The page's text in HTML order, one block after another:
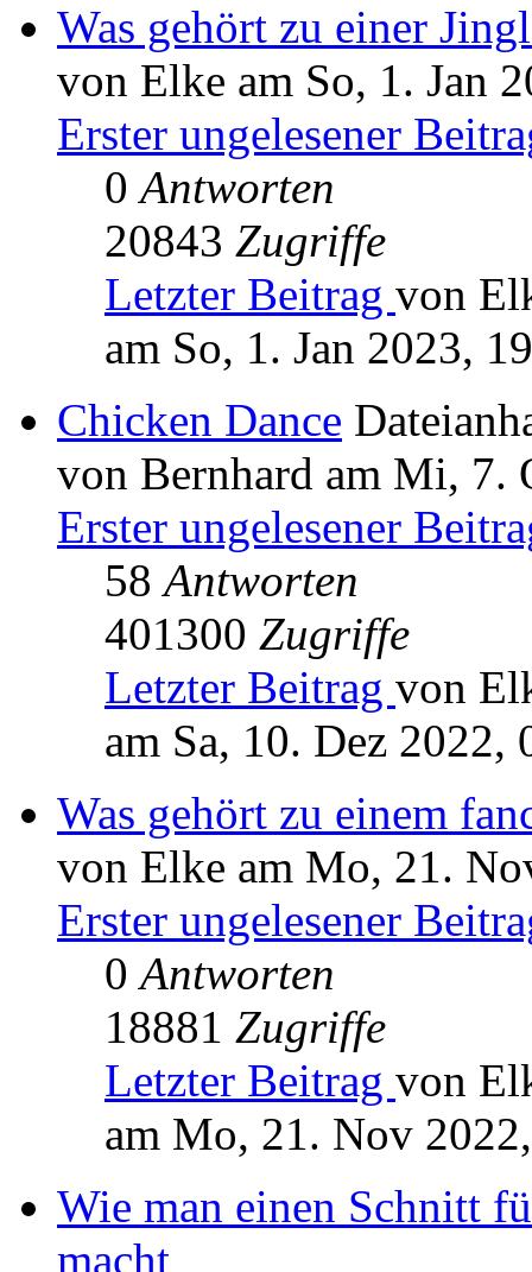
Was gehört zu einer
von Elke am So, 1. Jan
Erster ungelesener
0Antworten
20843 Zugriffe
Letzter Beitrag von
am So, 1. Jan 2023,
Chicken Dance
von Bernhard am Mi, 7.
Erster ungelesener
58Antworten
401300 Zugriffe
Letzter Beitrag von
am Sa, 10. Dez 2022,
Was gehört zu einem
von Elke am Mo, 21.
Erster ungelesener
0Antworten
18881 Zugriffe
Letzter Beitrag von
am Mo, 21. Nov
Wie man einen Schnitt
macht